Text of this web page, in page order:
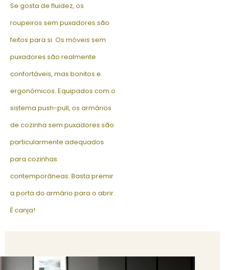
Se gosta de fluidez, os
roupeiros sem puxadores são
feitos para si. Os móveis sem
puxadores são realmente
confortáveis, mas bonitos e
ergonómicos. Equipados com o
sistema push-pull, os armários
de cozinha sem puxadores são
particularmente adequados
para cozinhas
contemporâneas. Basta premir
a porta do armário para o abrir.
É canja!